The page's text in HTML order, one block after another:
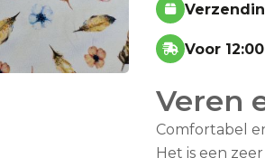
Voor
Veren
Comfortabel
Het is een